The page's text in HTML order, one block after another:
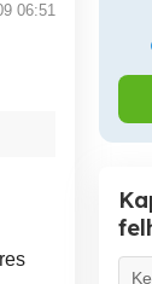
06:51